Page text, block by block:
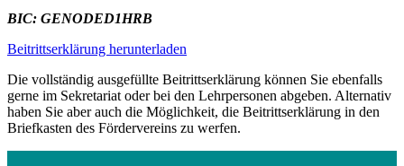
BIC: GENODED1HRB
Beitrittserklärung herunterladen
Die vollständig ausgefüllte Beitrittserklärung können Sie ebenfalls
gerne im Sekretariat oder bei den Lehrpersonen abgeben. Alternativ
haben Sie aber auch die Möglichkeit, die Beitrittserklärung in den
Briefkasten des Fördervereins zu werfen.